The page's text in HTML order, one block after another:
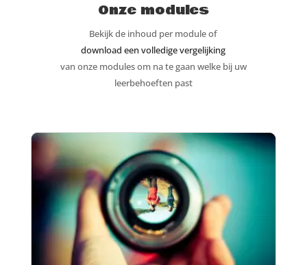
Onze modules
Bekijk de inhoud per module of
download een volledige vergelijking
van onze modules om na te gaan welke bij uw
leerbehoeften past